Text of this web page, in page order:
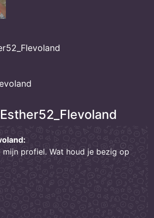
mijn profiel. Wat houd je bezig op